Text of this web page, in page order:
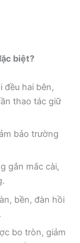
biệt?
đều hai bên,
thao tác giữ
bảo trường
gắn mắc cài,
bền, đàn hồi
bo tròn, giảm